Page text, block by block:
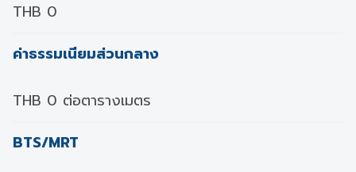
THB 0
ค่าธรรมเนียมส่วนกลาง
THB 0 ต่อตารางเมตร
BTS/MRT